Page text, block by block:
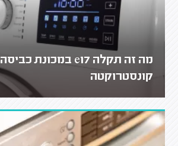
מה זה תקלה e17 במכונת כביסה
קונסטרוקטה